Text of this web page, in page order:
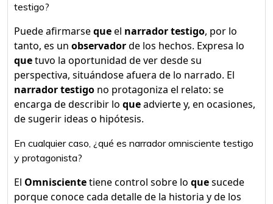
testigo?
Puede afirmarsequeel narrador testigo, por lo
tanto, es un observadorde los hechos. Expresa lo
quetuvo la oportunidad de ver desde su
perspectiva, situándose afuera de lo narrado. El
narrador testigo no protagoniza el relato: se
encarga de describir lo queadvierte y, en ocasiones,
de sugerir ideas o hipótesis.
En cualquier caso, ¿qué es narrador omnisciente testigo
y protagonista?
El Omniscientetiene control sobre lo quesucede
porque conoce cada detalle de la historia y de los